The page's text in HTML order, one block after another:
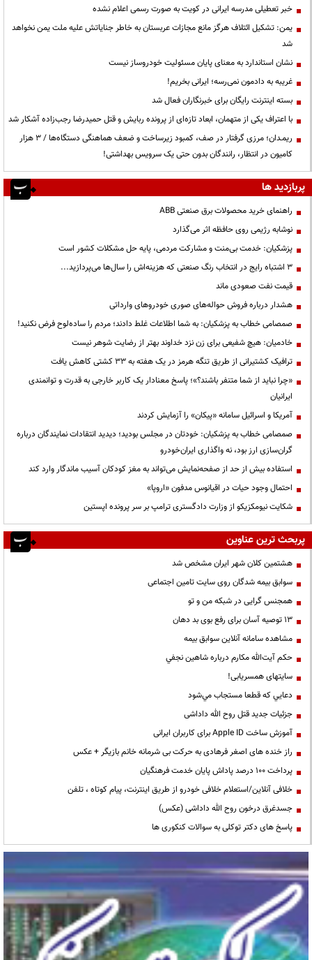
خبر تعطیلی مدرسه ایرانی در کویت به صورت رسمی اعلام نشده
یمن: تشکیل ائتلاف هرگز مانع مجازات عربستان به خاطر جنایاتش علیه ملت یمن نخواهد
شد
نشان استاندارد به معنای پایان مسئولیت خودروساز نیست
غریبه به دادمون نمی‌رسه؛ ایرانی بخریم!
بسته اینترنت رایگان برای خبرنگاران فعال شد
با اعتراف یکی از متهمان، ابعاد تازه‌ای از پرونده ربایش و قتل حمیدرضا رجب‌زاده آشکار شد
ریمـدان؛ مرزی گرفتار در صف، کمبود زیرساخت و ضعف هماهنگی دستگاه‌ها / ۳ هزار
کامیون در انتظار، رانندگان بدون حتی یک سرویس بهداشتی!
پربازدید ها
راهنمای خرید محصولات برق صنعتی ABB
نوشابه رژیمی روی حافظه اثر می‌گذارد
پزشکیان: خدمت بی‌منت و مشارکت مردمی، پایه حل مشکلات کشور است
3 اشتباه رایج در انتخاب رنگ صنعتی که هزینه‌اش را سال‌ها می‌پردازید...
قیمت نفت صعودی ماند
هشدار درباره فروش حواله‌های صوری خودروهای وارداتی
صمصامی خطاب به پزشکیان: به شما اطلاعات غلط دادند؛ مردم را ساده‌لوح فرض نکنید!
خادمیان: هیچ شفیعی برای زن نزد خداوند بهتر از رضایت شوهر نیست
ترافیک کشتیرانی از طریق تنگه هرمز در یک هفته به ۳۳ کشتی کاهش یافت
«چرا نباید از شما متنفر باشند؟»؛ پاسخ معنادار یک کاربر خارجی به قدرت و توانمندی
ایرانیان
آمریکا و اسرائیل سامانه «پیکان» را آزمایش کردند
صمصامی خطاب به پزشکیان: خودتان در مجلس بودید؛ دیدید انتقادات نمایندگان درباره
گران‌سازی ارز بود، نه واگذاری ایران‌خودرو
استفاده بیش از حد از صفحه‌نمایش می‌تواند به مغز کودکان آسیب ماندگار وارد کند
احتمال وجود حیات در اقیانوس مدفون «اروپا»
شکایت نیومکزیکو از وزارت دادگستری ترامپ بر سر پرونده اپستین
پربحث ترین عناوین
هشتمین کلان شهر ایران مشخص شد
سوابق بیمه شدگان روی سایت تامین اجتماعی
همجنس گرایی در شبکه من و تو
13 توصیه آسان برای رفع بوی بد دهان
مشاهده سامانه آنلاين سوابق بیمه
حكم آيت‌الله مكارم درباره شاهين نجفي
سایتهای همسریابی!
دعايي كه قطعا مستجاب مي‌شود
جزئیات جدید قتل روح الله داداشی
آموزش ساخت Apple ID برای کاربران ایرانی
راز خنده های اصغر فرهادی به حرکت بی شرمانه خانم بازیگر + عکس
پرداخت ۱۰۰ درصد پاداش پایان خدمت فرهنگیان
خلافی آنلاین/استعلام خلافی خودرو از طریق اینترنت، پیام کوتاه ، تلفن
جسدغرق درخون روح الله داداشی (عکس)
پاسخ های دکتر توکلی به سوالات کنکوری ها